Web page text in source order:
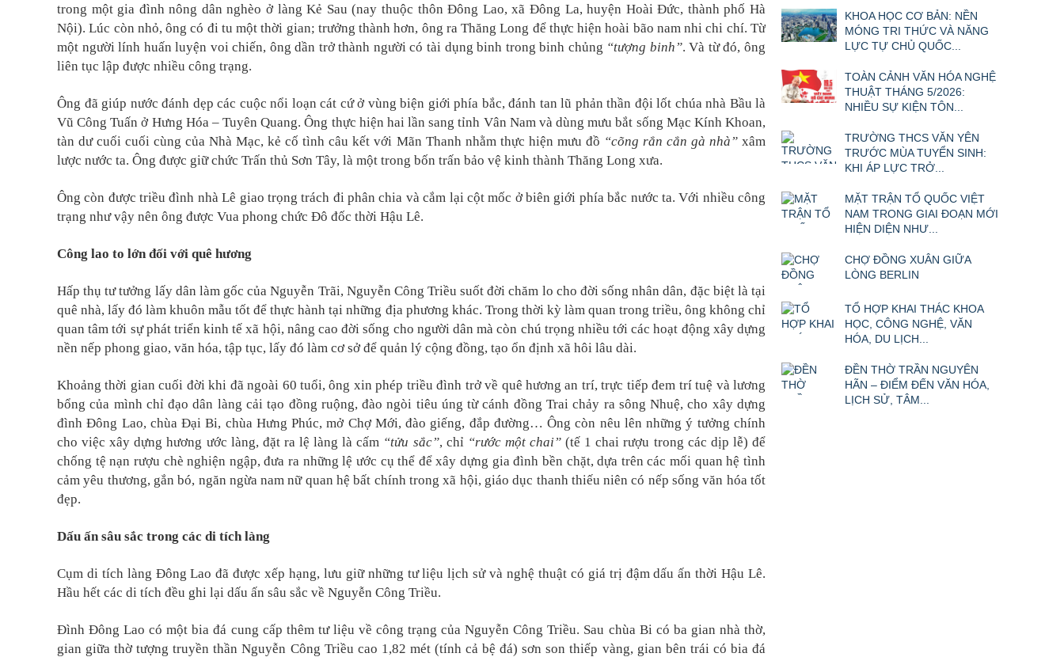
trong một gia đình nông dân nghèo ở làng Kẻ Sau (nay thuộc thôn Đông Lao, xã Đông La, huyện Hoài Đức, thành phố Hà
Nội). Lúc còn nhỏ, ông có đi tu một thời gian; trưởng thành hơn, ông ra Thăng Long để thực hiện hoài bão nam nhi chi chí. Từ
một người lính huấn luyện voi chiến, ông dần trở thành người có tài dụng binh trong binh chủng “tượng binh”. Và từ đó, ông
liên tục lập được nhiều công trạng.
Ông đã giúp nước đánh dẹp các cuộc nổi loạn cát cứ ở vùng biện giới phía bắc, đánh tan lũ phản thần đội lốt chúa nhà Bầu là
Vũ Công Tuấn ở Hưng Hóa – Tuyên Quang. Ông thực hiện hai lần sang tỉnh Vân Nam và dùng mưu bắt sống Mạc Kính Khoan,
tàn dư cuối cuối cùng của Nhà Mạc, kẻ cố tình câu kết với Mãn Thanh nhằm thực hiện mưu đồ “cõng rắn cắn gà nhà”xâm
lược nước ta. Ông được giữ chức Trấn thủ Sơn Tây, là một trong bốn trấn bảo vệ kinh thành Thăng Long xưa.
Ông còn được triều đình nhà Lê giao trọng trách đi phân chia và cắm lại cột mốc ở biên giới phía bắc nước ta. Với nhiều công
trạng như vậy nên ông được Vua phong chức Đô đốc thời Hậu Lê.
Công lao to lớn đối với quê hương
Hấp thụ tư tưởng lấy dân làm gốc của Nguyễn Trãi, Nguyễn Công Triều suốt đời chăm lo cho đời sống nhân dân, đặc biệt là tại
quê nhà, lấy đó làm khuôn mẫu tốt để thực hành tại những địa phương khác. Trong thời kỳ làm quan trong triều, ông không chỉ
quan tâm tới sự phát triển kinh tế xã hội, nâng cao đời sống cho người dân mà còn chú trọng nhiều tới các hoạt động xây dựng
nền nếp phong giao, văn hóa, tập tục, lấy đó làm cơ sở để quản lý cộng đồng, tạo ổn định xã hôi lâu dài.
Khoảng thời gian cuối đời khi đã ngoài 60 tuổi, ông xin phép triều đình trở về quê hương an trí, trực tiếp đem trí tuệ và lương
bổng của mình chỉ đạo dân làng cải tạo đồng ruộng, đào ngòi tiêu úng từ cánh đồng Trai chảy ra sông Nhuệ, cho xây dựng
đình Đông Lao, chùa Đại Bi, chùa Hưng Phúc, mở Chợ Mới, đào giếng, đắp đường… Ông còn nêu lên những ý tưởng chính
cho việc xây dựng hương ước làng, đặt ra lệ làng là cấm “tửu sắc”, chỉ “rước một chai”(tế 1 chai rượu trong các dịp lễ) để
chống tệ nạn rượu chè nghiện ngập, đưa ra những lệ ước cụ thể để xây dựng gia đình bền chặt, dựa trên các mối quan hệ tình
cảm yêu thương, gắn bó, ngăn ngừa nam nữ quan hệ bất chính trong xã hội, giáo dục thanh thiếu niên có nếp sống văn hóa tốt
đẹp.
Dấu ấn sâu sắc trong các di tích làng
Cụm di tích làng Đông Lao đã được xếp hạng, lưu giữ những tư liệu lịch sử và nghệ thuật có giá trị đậm dấu ấn thời Hậu Lê.
Hầu hết các di tích đều ghi lại dấu ấn sâu sắc về Nguyễn Công Triều.
Đình Đông Lao có một bia đá cung cấp thêm tư liệu về công trạng của Nguyễn Công Triều. Sau chùa Bi có ba gian nhà thờ,
gian giữa thờ tượng truyền thần Nguyễn Công Triều cao 1,82 mét (tính cả bệ đá) sơn son thiếp vàng, gian bên trái có bia đá
KHOA HỌC CƠ BẢN: NỀN
MÓNG TRI THỨC VÀ NĂNG
LỰC TỰ CHỦ QUỐC...
TOÀN CẢNH VĂN HÓA NGHỆ
THUẬT THÁNG 5/2026:
NHIỀU SỰ KIỆN TÔN...
TRƯỜNG THCS VĂN YÊN
TRƯỚC MÙA TUYỂN SINH:
KHI ÁP LỰC TRỞ...
MẶT TRẬN TỔ QUỐC VIỆT
NAM TRONG GIAI ĐOẠN MỚI
HIỆN DIỆN NHƯ...
CHỢ ĐỒNG XUÂN GIỮA
LÒNG BERLIN
TỔ HỢP KHAI THÁC KHOA
HỌC, CÔNG NGHỆ, VĂN
HÓA, DU LỊCH...
ĐỀN THỜ TRẦN NGUYÊN
HÃN – ĐIỂM ĐẾN VĂN HÓA,
LỊCH SỬ, TÂM...